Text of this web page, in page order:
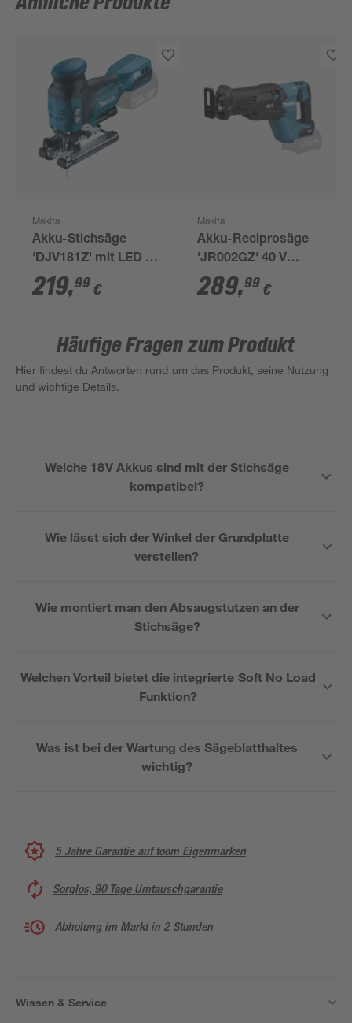
Makita
Akku-Stichsäge
'DJV181Z' mit LED 18
V, ohne Akku und
Ladegerät
219,99 €
Makita
Akku-Reciprosäge
'JR002GZ' 40 V
inklusive 3
Reciprosägeblätter
289,99 €
Häufige Fragen zum Produkt
Hier findest du Antworten rund um das Produkt, seine Nutzung
und wichtige Details.
Welche 18V Akkus sind mit der Stichsäge
kompatibel?
Wie lässt sich der Winkel der Grundplatte
verstellen?
Wie montiert man den Absaugstutzen an der
Stichsäge?
Welchen Vorteil bietet die integrierte Soft No Load
Funktion?
Was ist bei der Wartung des Sägeblatthaltes
wichtig?
5 Jahre Garantie auf toom Eigenmarken
Sorglos, 90 Tage Umtauschgarantie
Abholung im Markt in 2 Stunden
Wissen & Service